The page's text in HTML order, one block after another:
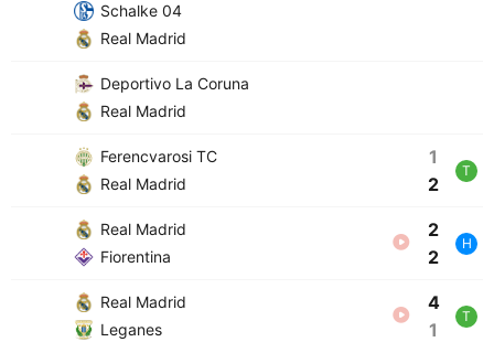
Schalke 04
Real Madrid
Deportivo La Coruna
Real Madrid
Ferencvarosi TC
Real Madrid
1
2
T
Real Madrid
Fiorentina
2
2
H
Real Madrid
Leganes
4
1
T